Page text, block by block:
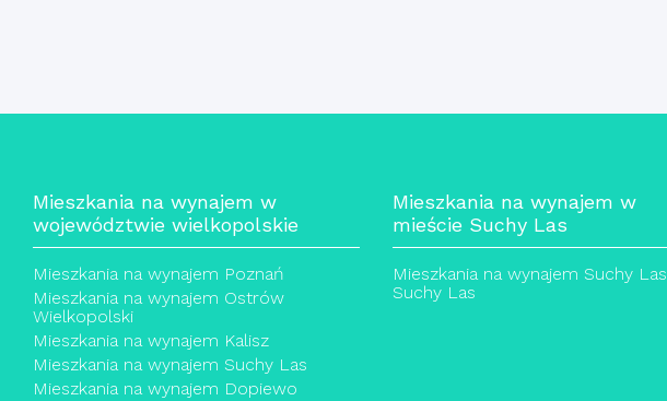
Mieszkania na wynajem w
województwie wielkopolskie
Mieszkania na wynajem Poznań
Mieszkania na wynajem Ostrów
Wielkopolski
Mieszkania na wynajem Kalisz
Mieszkania na wynajem Suchy Las
Mieszkania na wynajem Dopiewo
Mieszkania na wynajem w
mieście Suchy Las
Mieszkania na wynajem Suchy Las
Suchy Las